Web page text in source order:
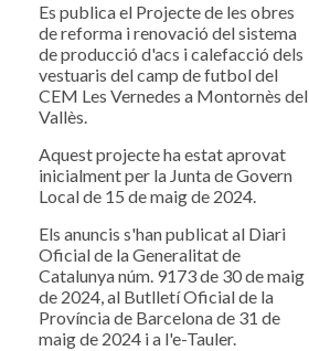
Es publica el Projecte de les obres
de reforma i renovació del sistema
de producció d'acs i calefacció dels
vestuaris del camp de futbol del
CEM Les Vernedes a Montornès del
Vallès.
Aquest projecte ha estat aprovat
inicialment per la Junta de Govern
Local de 15 de maig de 2024.
Els anuncis s'han publicat al Diari
Oficial de la Generalitat de
Catalunya núm. 9173 de 30 de maig
de 2024, al Butlletí Oficial de la
Província de Barcelona de 31 de
maig de 2024 i a l'e-Tauler.